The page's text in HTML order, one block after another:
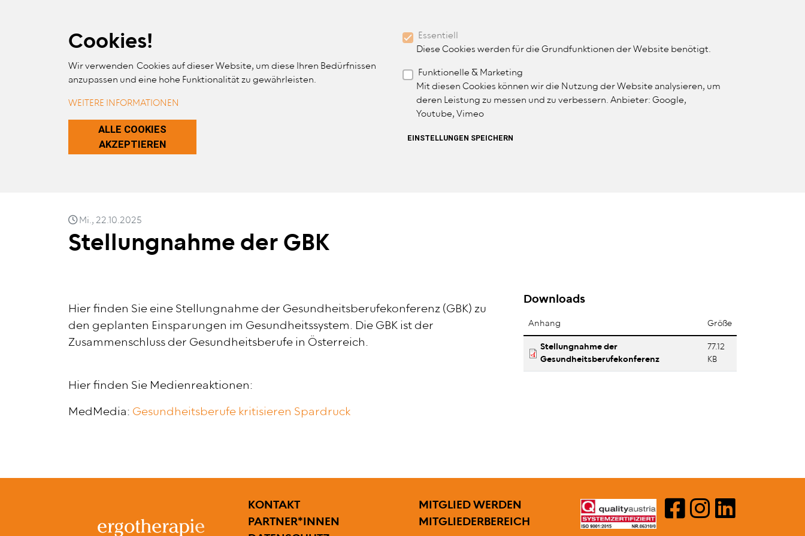
Cookies!
Wir verwenden Cookies auf dieser Website, um diese Ihren Bedürfnissen
anzupassen und eine hohe Funktionalität zu gewährleisten.
WEITERE INFORMATIONEN
ALLE COOKIES
AKZEPTIEREN
Essentiell
Diese Cookies werden für die Grundfunktionen der Website benötigt.
Funktionelle & Marketing
Mit diesen Cookies können wir die Nutzung der Website analysieren, um
deren Leistung zu messen und zu verbessern. Anbieter: Google,
Youtube, Vimeo
EINSTELLUNGEN SPEICHERN
MITGLIEDERBEREICH
MAIN NAVIGATION
ERGOTHERAPIE TERMINE & VERANSTALTUNGEN FORTBILDUNG VERBAND
Mi., 22.10.2025
Stellungnahme der GBK
Hier finden Sie eine Stellungnahme der Gesundheitsberufekonferenz (GBK) zu
den geplanten Einsparungen im Gesundheitssystem. Die GBK ist der
Zusammenschluss der Gesundheitsberufe in Österreich.
Hier finden Sie Medienreaktionen:
MedMedia: Gesundheitsberufe kritisieren Spardruck
Downloads
Anhang
Größe
Stellungnahme der
Gesundheitsberufekonferenz
77.12
KB
FUSSZEILENMENÜ
KONTAKT
PARTNER*INNEN
BENUTZERMENÜ
MITGLIED WERDEN
MITGLIEDERBEREICH
ERGOTHERAPIE
ERGOTHERAPIE